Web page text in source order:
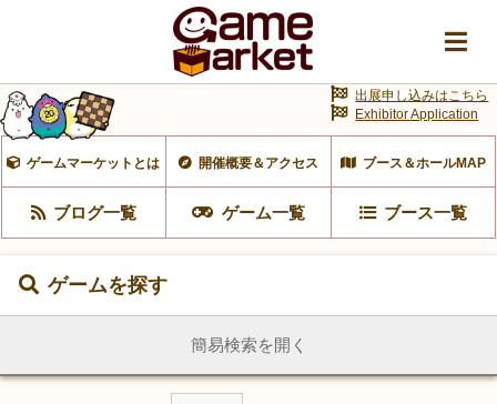
ゲームマーケットとは 開催概要＆アクセス ブース＆ホールMAP
ブログ一覧 ゲーム一覧 ブース一覧
出展申し込みはこちら
Exhibitor Application
ゲームを探す
簡易検索を開く